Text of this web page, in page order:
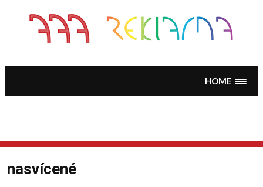
content
HOME
nasvícené